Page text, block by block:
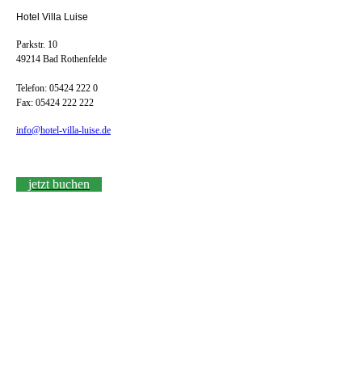
Hotel Villa Luise
Parkstr. 10
49214 Bad Rothenfelde
Telefon: 05424 222 0
Fax: 05424 222 222
info@hotel-villa-luise.de
jetzt buchen